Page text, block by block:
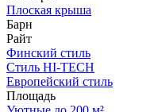
Плоская крыша
Барн
Райт
Финский стиль
Стиль HI-TECH
Европейский стиль
Площадь